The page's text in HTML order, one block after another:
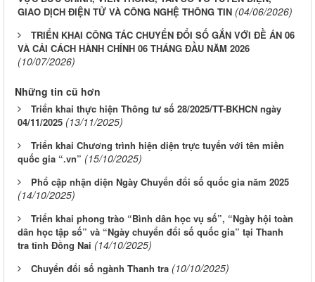
GIAO DỊCH ĐIỆN TỬ VÀ CÔNG NGHỆ THÔNG TIN (04/06/2026)
TRIỂN KHAI CÔNG TÁC CHUYỂN ĐỔI SỐ GẮN VỚI ĐỀ ÁN 06
VÀ CẢI CÁCH HÀNH CHÍNH 06 THÁNG ĐẦU NĂM 2026
(10/07/2026)
Những tin cũ hơn
Triển khai thực hiện Thông tư số 28/2025/TT-BKHCN ngày
04/11/2025 (13/11/2025)
Triển khai Chương trình hiện diện trực tuyến với tên miền
quốc gia “.vn” (15/10/2025)
Phổ cập nhận diện Ngày Chuyển đổi số quốc gia năm 2025
(14/10/2025)
Triển khai phong trào “Bình dân học vụ số”, “Ngày hội toàn
dân học tập số” và “Ngày chuyển đổi số quốc gia” tại Thanh
tra tỉnh Đồng Nai (14/10/2025)
Chuyển đổi số ngành Thanh tra (10/10/2025)